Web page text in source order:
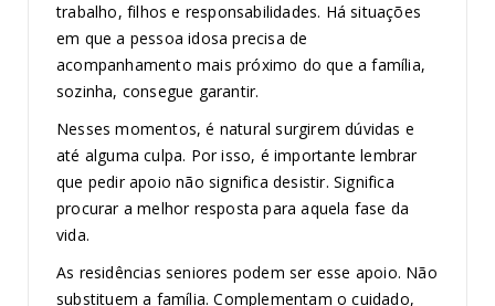
trabalho, filhos e responsabilidades. Há situações
em que a pessoa idosa precisa de
acompanhamento mais próximo do que a família,
sozinha, consegue garantir.
Nesses momentos, é natural surgirem dúvidas e
até alguma culpa. Por isso, é importante lembrar
que pedir apoio não significa desistir. Significa
procurar a melhor resposta para aquela fase da
vida.
As residências seniores podem ser esse apoio. Não
substituem a família. Complementam o cuidado,